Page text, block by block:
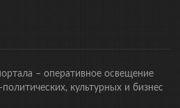
– оперативное освещение
культурных и бизнес